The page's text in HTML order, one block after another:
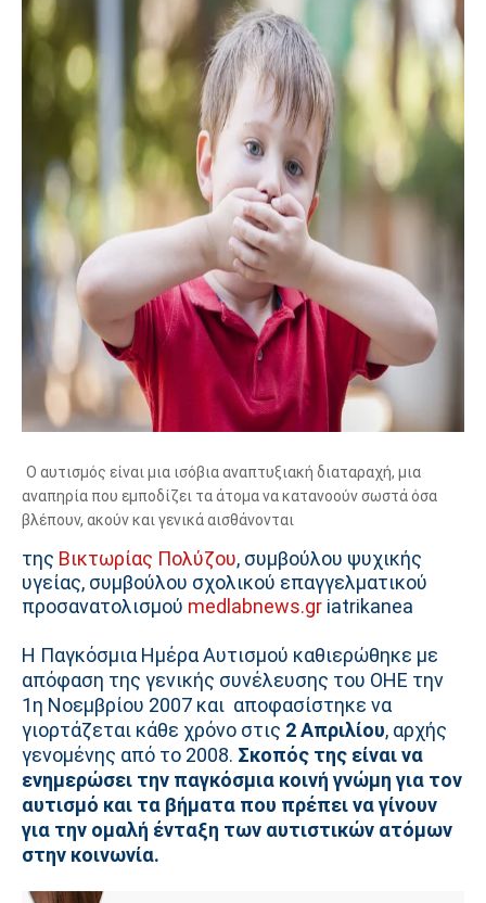
Ο αυτισμός είναι μια ισόβια αναπτυξιακή διαταραχή, μια
αναπηρία που εμποδίζει τα άτομα να κατανοούν σωστά όσα
βλέπουν, ακούν και γενικά αισθάνονται
της Βικτωρίας Πολύζου, συμβούλου ψυχικής
υγείας, συμβούλου σχολικού επαγγελματικού
προσανατολισμού medlabnews.gr iatrikanea
Η Παγκόσμια Ημέρα Αυτισμού καθιερώθηκε με
απόφαση της γενικής συνέλευσης του ΟΗΕ την
1η Νοεμβρίου 2007 και αποφασίστηκε να
γιορτάζεται κάθε χρόνο στις 2 Απριλίου, αρχής
γενομένης από το 2008. Σκοπός της είναι να
ενημερώσει την παγκόσμια κοινή γνώμη για τον
αυτισμό και τα βήματα που πρέπει να γίνουν
για την ομαλή ένταξη των αυτιστικών ατόμων
στην κοινωνία.